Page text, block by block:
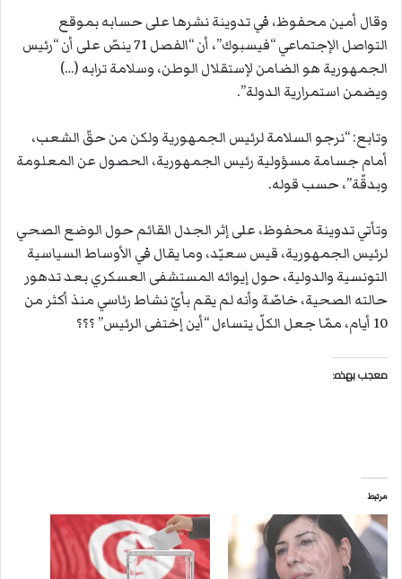
وقال أمين محفوظ، في تدوينة نشرها على حسابه بموقع
التواصل الإجتماعي “فيسبوك”، أن “الفصل 71 ينصّ على أن “رئيس
الجمهورية هو الضامن لإستقلال الوطن، وسلامة ترابه (…)
ويضمن استمرارية الدولة”.
وتابع: “نرجو السلامة لرئيس الجمهورية ولكن من حقّ الشعب،
أمام جسامة مسؤولية رئيس الجمهورية، الحصول عن المعلومة
وبدقّة”، حسب قوله.
وتأتي تدوينة محفوظ، على إثر الجدل القائم حول الوضع الصحي
لرئيس الجمهورية، قيس سعيّد، وما يقال في الأوساط السياسية
التونسية والدولية، حول إيوائه المستشفى العسكري بعد تدهور
حالته الصحية، خاصّة وأنه لم يقم بأيّ نشاط رئاسي منذ أكثر من
10 أيام، ممّا جعل الكلّ يتساءل “أين إختفى الرئيس” ؟؟؟
معجب بهذه:
مرتبط